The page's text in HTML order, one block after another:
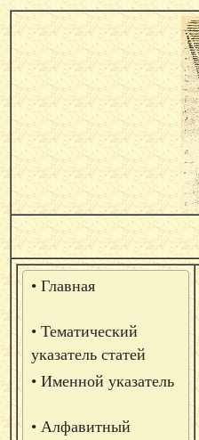
• Главная
• Тематический
указатель статей
• Именной указатель
• Алфавитный